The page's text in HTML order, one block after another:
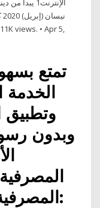
تمتع
الخدمة
وتطبيق
وبدون
المصرفية عبر الهاتف المحمول: